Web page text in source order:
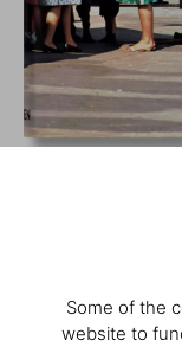
Some of the
website to